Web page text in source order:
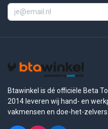
Btawinkel is dé officiële Beta
2014 leveren wij hand- en
vakmensen en doe-het-zelvers.